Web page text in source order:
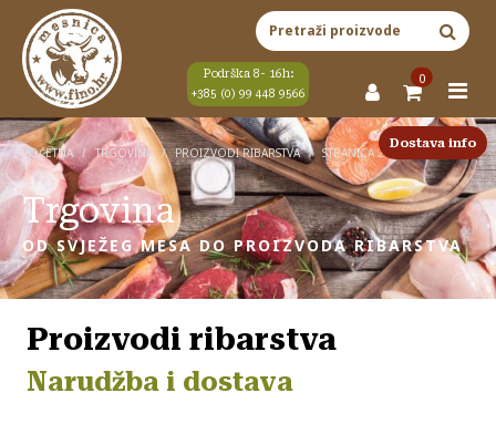
Skip to content
Main Navigation Pretraži:
Podrška 8- 16h:
+385 (0) 99 448 9566
Dostava info
0
POČETNA / TRGOVINA / PROIZVODI RIBARSTVA / STRANICA 2
Trgovina
OD SVJEŽEG MESA DO PROIZVODA RIBARSTVA
Proizvodi ribarstva
Narudžba i dostava